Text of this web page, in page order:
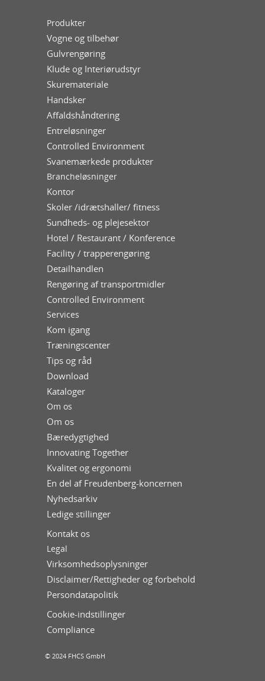
Produkter
Vogne og tilbehør
Gulvrengøring
Klude og Interiørudstyr
Skuremateriale
Handsker
Affaldshåndtering
Entreløsninger
Controlled Environment
Svanemærkede produkter
Brancheløsninger
Kontor
Skoler /idrætshaller/ fitness
Sundheds- og plejesektor
Hotel / Restaurant / Konference
Facility / trapperengøring
Detailhandlen
Rengøring af transportmidler
Controlled Environment
Services
Kom igang
Træningscenter
Tips og råd
Download
Kataloger
Om os
Om os
Bæredygtighed
Innovating Together
Kvalitet og ergonomi
En del af Freudenberg-koncernen
Nyhedsarkiv
Ledige stillinger
Kontakt os
Legal
Virksomhedsoplysninger
Disclaimer/Rettigheder og forbehold
Persondatapolitik
Cookie-indstillinger
Compliance
© 2024 FHCS GmbH